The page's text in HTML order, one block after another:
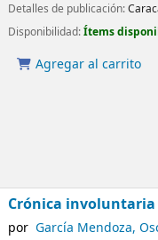
Detalles de publicación:
Disponibilidad:Ítems
Agregar al carrito
Crónica
por García Mendoza,